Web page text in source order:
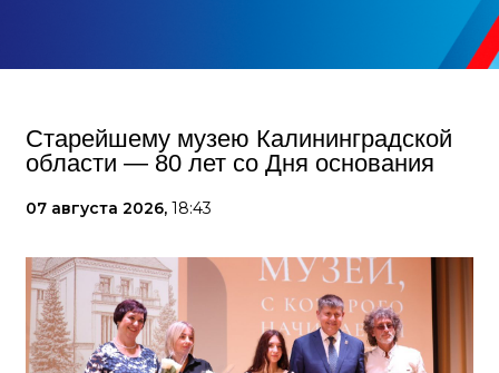
Старейшему музею Калининградской
области — 80 лет со Дня основания
07 августа 2026, 18:43